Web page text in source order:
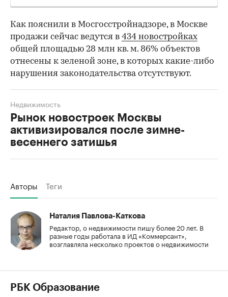
Как пояснили в Мосгосстройнадзоре, в Москве
продажи сейчас ведутся в 434 новостройках
общей площадью 28 млн кв. м. 86% объектов
отнесены к зеленой зоне, в которых какие-либо
нарушения законодательства отсутствуют.
Рынок новостроек Москвы
активизировался после зимне-
весеннего затишья
Недвижимость
Авторы Теги
Наталия Павлова-Каткова
Редактор, о недвижимости пишу более 20 лет. В
разные годы работала в ИД «Коммерсант»,
возглавляла несколько проектов о недвижимости
РБК Образование